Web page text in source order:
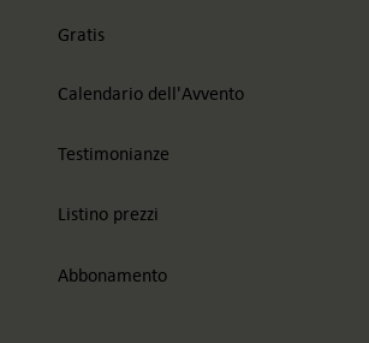
Gratis
Calendario dell'Avvento
Testimonianze
Listino prezzi
Abbonamento